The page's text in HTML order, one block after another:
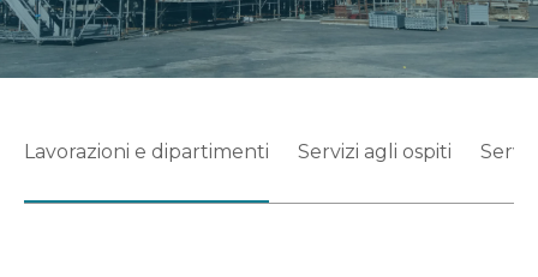
Lavorazioni e dipartimenti Servizi agli ospiti